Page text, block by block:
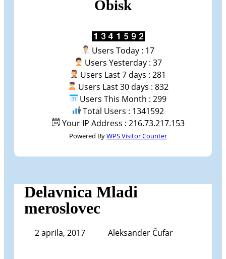
Obisk
Users Today : 17
Users Yesterday : 37
Users Last 7 days : 281
Users Last 30 days : 832
Users This Month : 299
Total Users : 1341592
Your IP Address : 216.73.217.153
Powered ByWPS Visitor Counter
Delavnica Mladi
meroslovec
2 aprila, 2017 Aleksander Čufar